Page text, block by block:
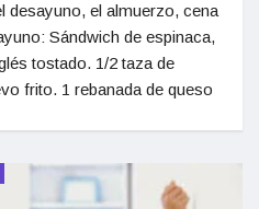
desayuno, el almuerzo, cena
Sándwich de espinaca,
tostado. 1/2 taza de
frito. 1 rebanada de queso